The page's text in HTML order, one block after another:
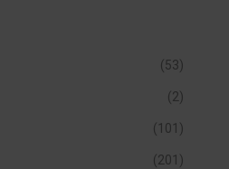
(53)
(2)
(101)
(201)